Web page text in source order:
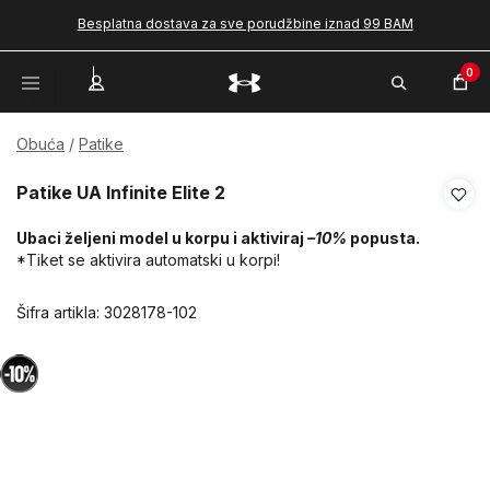
Besplatna dostava za sve porudžbine iznad 99 BAM
0
Obuća Patike
Patike UA Infinite Elite 2
Ubaci željeni model u korpu i aktiviraj –10% popusta.
*Tiket se aktivira automatski u korpi!
Šifra artikla: 3028178-102